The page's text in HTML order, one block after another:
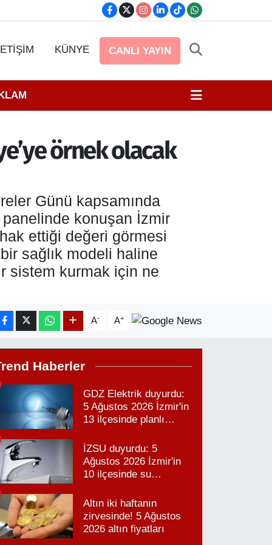
KÜNYE CANLI YAYIN
örnek olacak
Günü kapsamında
konuşan İzmir
ettiği değeri görmesi
sağlık modeli haline
sistem kurmak için ne
A- A+
Haberler
GDZ Elektrik duyurdu:
5 Ağustos 2026 İzmir'in
13 ilçesinde planlı
İZSU duyurdu: 5
Ağustos 2026 İzmir'in
10 ilçesinde su
Altın iki haftanın
zirvesinde! 5 Ağustos
2026 altın fiyatları